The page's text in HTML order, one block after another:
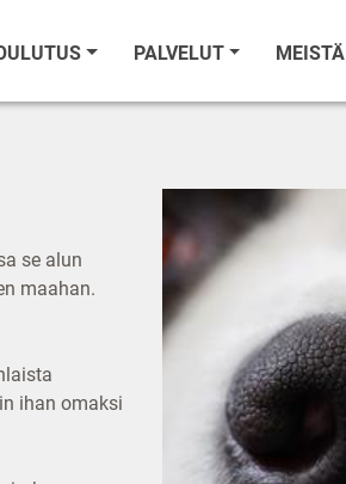
PALVELUT MEISTÄ
se alun
maahan.
ihan omaksi